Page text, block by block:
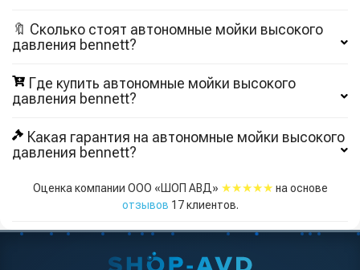
🔖 Сколько стоят автономные мойки высокого
давления bennett?
Где купить автономные мойки высокого
давления bennett?
Какая гарантия на автономные мойки высокого
давления bennett?
Оценка компании ООО «ШОП АВД» ★★★★★ на основе
отзывов 17клиентов.